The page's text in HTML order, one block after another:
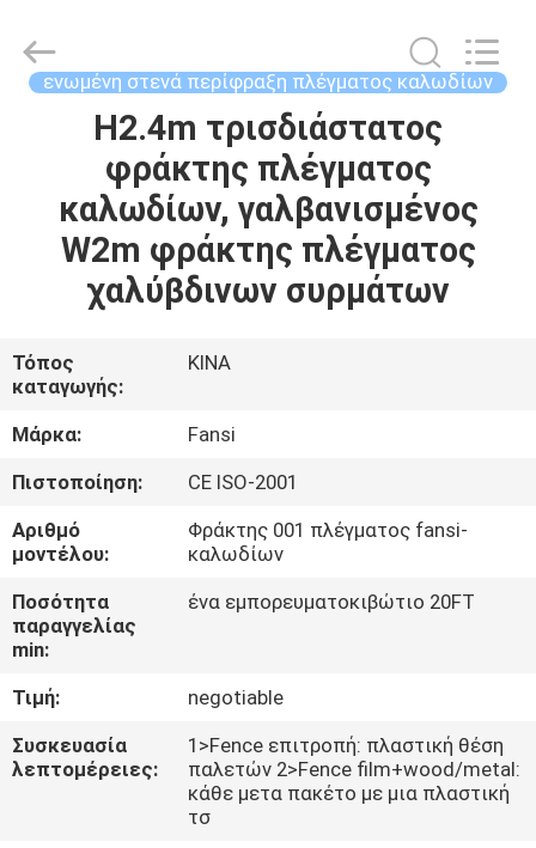
ΠΡΟΪΌΝΤΑ
ΠΕΡΊΠΟΥ
ΕΜΕΊΣ
ΓΎΡΟΣ
ΕΡΓΟΣΤΑΣΊΩΝ
ΠΟΙΟΤΙΚΌΣ
ΈΛΕΓΧΟΣ
ΜΑΣ
ΣΕ
ΕΠΑΦΉ
καλωδίων
προμηθευτής.
Copyright
securityfence.com.
ενωμένη στενά περίφραξη πλέγματος καλωδίων
H2.4m τρισδιάστατος
φράκτης πλέγματος
καλωδίων, γαλβανισμένος
W2m φράκτης πλέγματος
χαλύβδινων συρμάτων
Τόπος
καταγωγής:
ΚΙΝΑ
Μάρκα:
Fansi
Πιστοποίηση:
CE ISO-2001
Αριθμό
μοντέλου:
Φράκτης 001 πλέγματος fansi-
καλωδίων
Ποσότητα
παραγγελίας
min:
ένα εμπορευματοκιβώτιο 20FT
Τιμή:
negotiable
Συσκευασία
λεπτομέρειες:
1>Fence επιτροπή: πλαστική θέση
παλετών 2>Fence film+wood/metal:
κάθε μετα πακέτο με μια πλαστική
τσ